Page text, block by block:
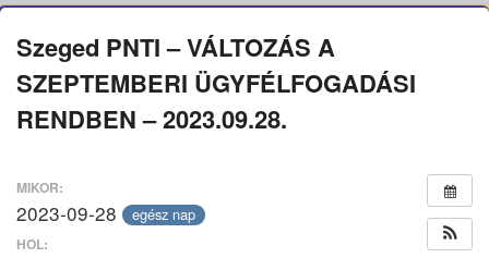
Szeged PNTI – VÁLTOZÁS A
SZEPTEMBERI ÜGYFÉLFOGADÁSI
RENDBEN – 2023.09.28.
MIKOR:
2023-09-28 egész nap
HOL: